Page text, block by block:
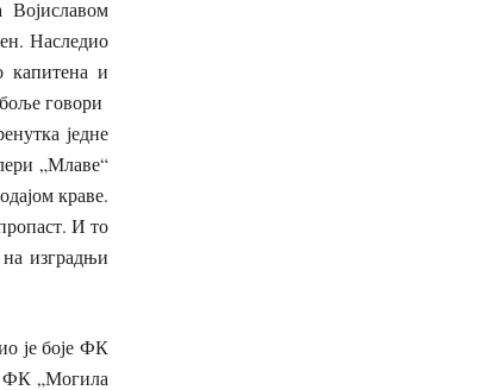
Наследио
капитена и
говори
једне
„Млаве“
краве.
И то
изградњи
је боје ФК
ФК „Могила